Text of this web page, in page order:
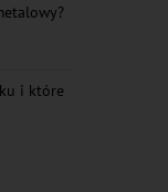
i które